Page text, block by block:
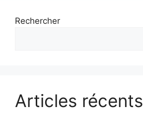
Rechercher
Articles récents